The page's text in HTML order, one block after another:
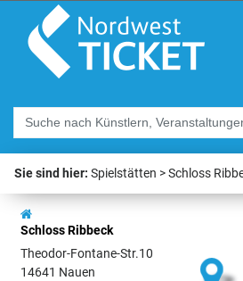
Sie sind hier: Spielstätten Schloss
Schloss Ribbeck
Theodor-Fontane-Str.10
14641 Nauen